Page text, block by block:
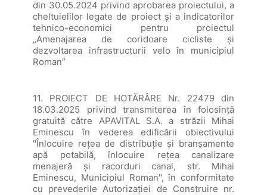
din 30.05.2024 privind aprobarea proiectului, a
cheltuielilor legate de proiect și a indicatorilor
tehnico-economici pentru proiectul
„Amenajarea de coridoare cicliste și
dezvoltarea infrastructurii velo în municipiul
Roman”
11. PROIECT DE HOTĂRÂRE Nr. 22479 din
18.03.2025 privind transmiterea în folosință
gratuită către APAVITAL S.A. a străzii Mihai
Eminescu în vederea edificării obiectivului
"Înlocuire rețea de distribuție și branșamente
apă potabilă, înlocuire rețea canalizare
menajeră și racorduri canal, str. Mihai
Eminescu, Municipiul Roman", în conformitate
cu prevederile Autorizației de Construire nr.